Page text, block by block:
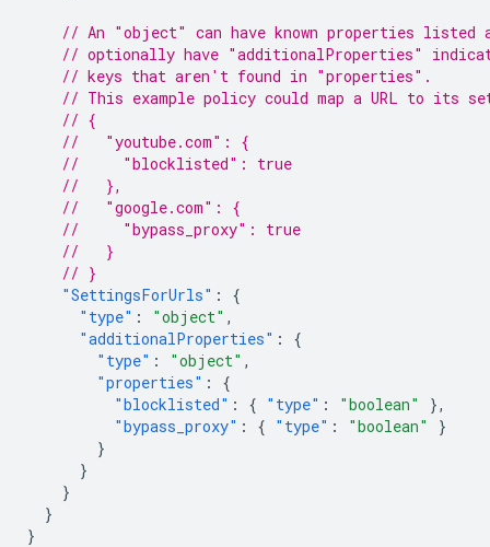
// An "object" can have known properties listed
// optionally have "additionalProperties"
// keys that aren't found in "properties".
// This example policy could map a URL to its
// {
//   "youtube.com": {
//     "blocklisted": true
//   },
//   "google.com": {
//     "bypass_proxy": true
//   }
// }
"SettingsForUrls" :
{
"type" : "object" ,
"additionalProperties" :
{
"type" : "object" ,
"properties" :
{
"blocklisted" : { "type" : "boolean"
},
"bypass_proxy" : { "type" : "boolean"
}
}
}
}
}
}